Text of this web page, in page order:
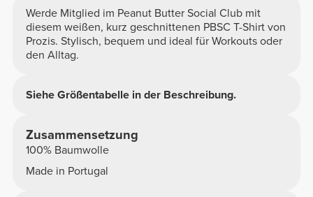
Werde Mitglied im Peanut Butter Social Club mit
diesem weißen, kurz geschnittenen PBSC T-Shirt von
Prozis. Stylisch, bequem und ideal für Workouts oder
den Alltag.
Siehe Größentabelle in der Beschreibung.
Zusammensetzung
100% Baumwolle
Made in Portugal